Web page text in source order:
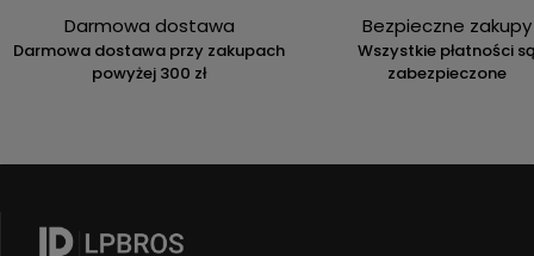
Darmowa dostawa
Darmowa dostawa przy zakupach
powyżej 300 zł
Bezpieczne zakupy
Wszystkie płatności
zabezpieczone